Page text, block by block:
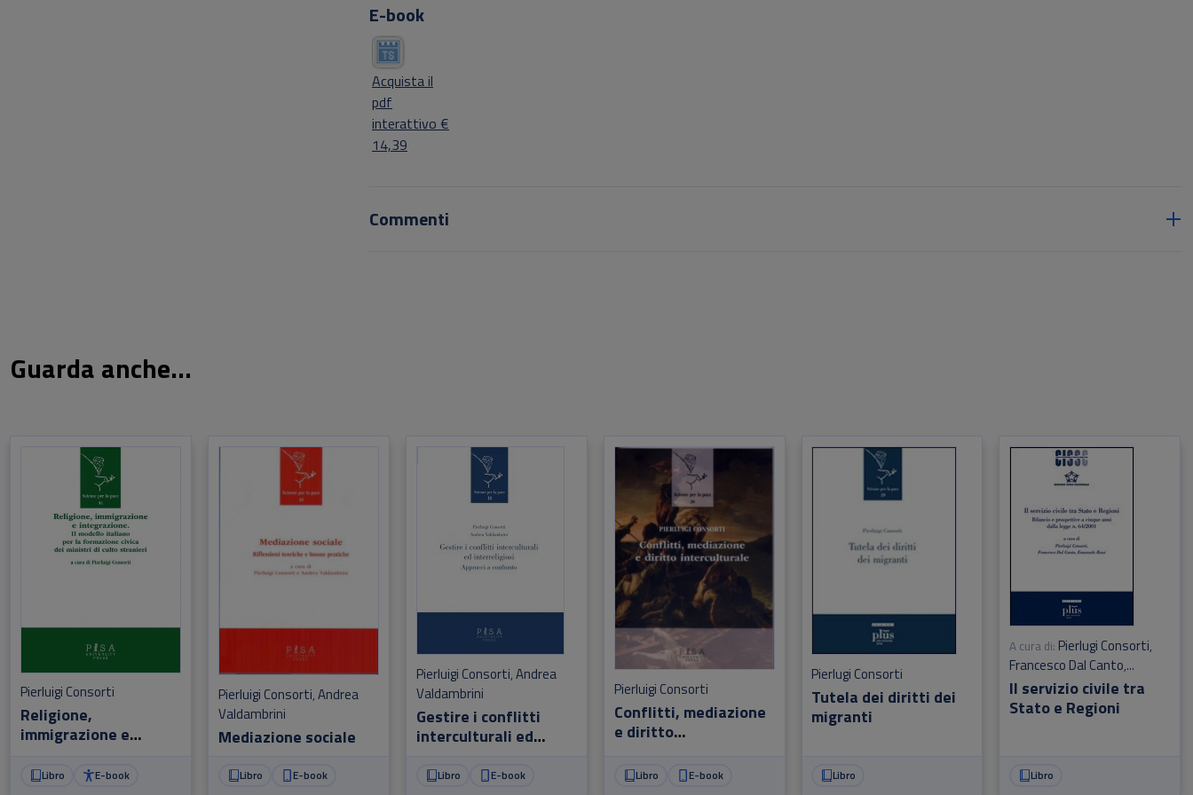
E-book
Acquista il
pdf
interattivo €
14,39
Commenti
Guarda anche...
Religione,
immigrazione e
Pierluigi Consorti
Libro E-book
Mediazione sociale
Pierluigi Consorti, Andrea
Valdambrini
Libro E-book
Gestire i conflitti
interculturali ed
Pierluigi Consorti, Andrea
Valdambrini
Libro E-book
Conflitti, mediazione
e diritto
Pierluigi Consorti
Libro E-book
Tutela dei diritti dei
migranti
Pierlugi Consorti
Libro
Il servizio civile tra
Stato e Regioni
A cura di: Pierlugi Consorti,
Francesco Dal Canto,
Emanuele Rossi
Libro